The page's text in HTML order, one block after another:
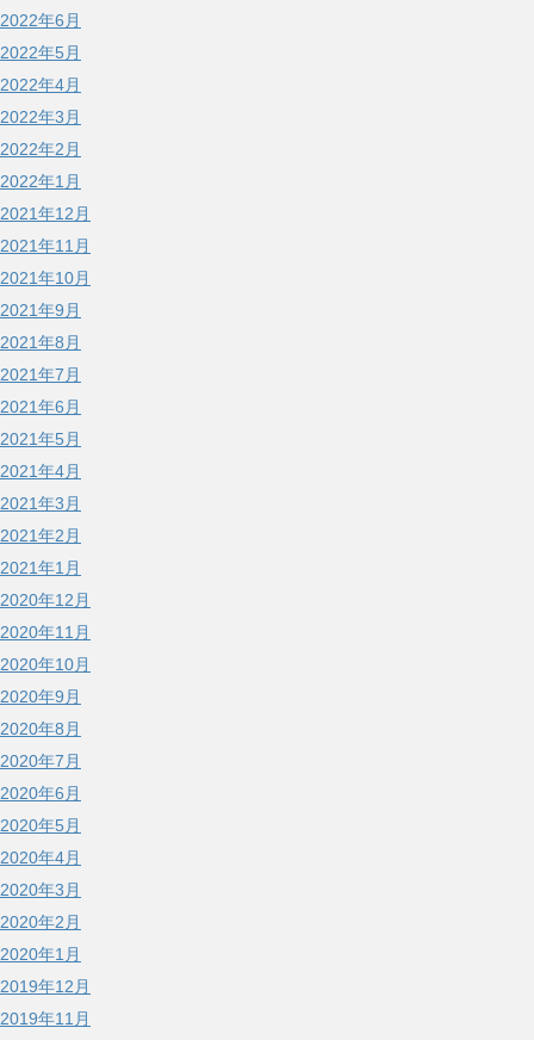
2022年6月
2022年5月
2022年4月
2022年3月
2022年2月
2022年1月
2021年12月
2021年11月
2021年10月
2021年9月
2021年8月
2021年7月
2021年6月
2021年5月
2021年4月
2021年3月
2021年2月
2021年1月
2020年12月
2020年11月
2020年10月
2020年9月
2020年8月
2020年7月
2020年6月
2020年5月
2020年4月
2020年3月
2020年2月
2020年1月
2019年12月
2019年11月